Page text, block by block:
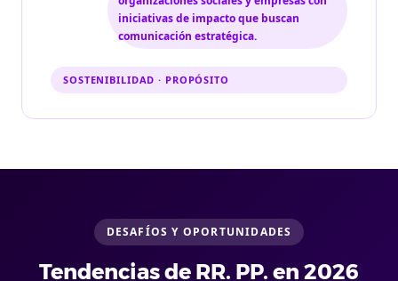
iniciativas de impacto que buscan
comunicación estratégica.
SOSTENIBILIDAD · PROPÓSITO
DESAFÍOS Y OPORTUNIDADES
Tendencias de RR. PP. en 2026